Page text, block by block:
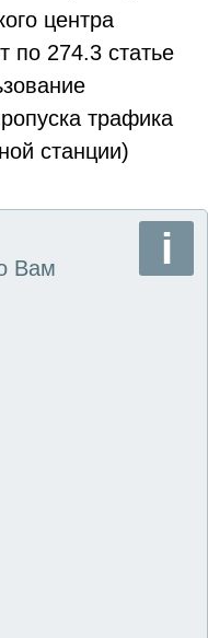
центра
по 274.3 статье
трафика
станции)
Вам